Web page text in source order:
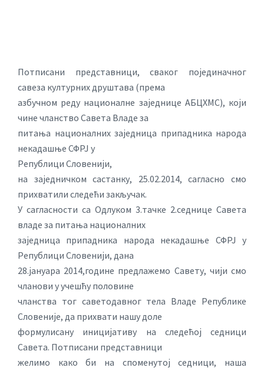
Потписани представници, сваког појединачног
савеза културних друштава (према
азбучном реду националне заједнице АБЦХМС), који
чине чланство Савета Владе за
питања националних заједница припадника народа
некадашње СФРЈ у
Републици Словенији,
на заједничком састанку, 25.02.2014, сагласно смо
прихватили следећи закључак.
У сагласности са Одлуком 3.тачке 2.седнице Савета
владе за питања националних
заједница припадника народа некадашње СФРЈ у
Републици Словенији, дана
28.јануара 2014,године предлажемо Савету, чији смо
чланови у учешћу половине
чланства тог саветодавног тела Владе Републике
Словеније, да прихвати нашу доле
формулисану иницијативу на следећој седници
Савета. Потписани представници
желимо како би на споменутој седници, наша